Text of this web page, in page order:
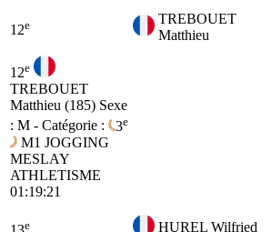
12e
TREBOUET
Matthieu
12e
TREBOUET
Matthieu (185) Sexe
: M - Catégorie :
3e
M1 JOGGING
MESLAY
ATHLETISME
01:19:21
e HUREL Wilfried